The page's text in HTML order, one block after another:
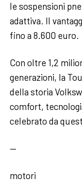
le sospensioni
adattiva. Il
fino a 8.600 euro.
Con oltre 1,2
generazioni, la
della storia
comfort,
celebrato da
—
motori